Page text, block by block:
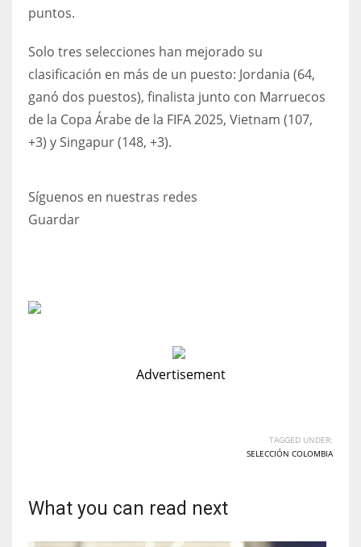
puntos.
Solo tres selecciones han mejorado su
clasificación en más de un puesto: Jordania (64,
ganó dos puestos), finalista junto con Marruecos
de la Copa Árabe de la FIFA 2025, Vietnam (107,
+3) y Singapur (148, +3).
Síguenos en nuestras redes
Guardar
Advertisement
TAGGED UNDER:
SELECCIÓN COLOMBIA
What you can read next